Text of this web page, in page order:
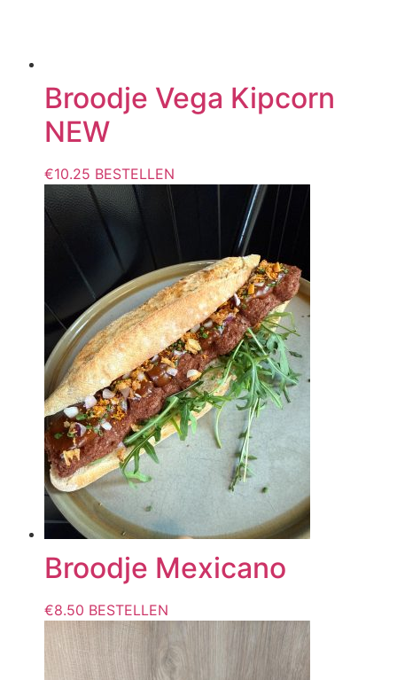
Broodje Vega Kipcorn
NEW
€10.25 BESTELLEN
Broodje Mexicano
€8.50 BESTELLEN